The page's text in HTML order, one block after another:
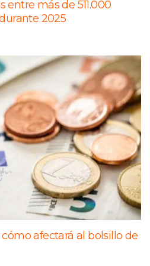
entre más de 511.000
2025
afectará al bolsillo de